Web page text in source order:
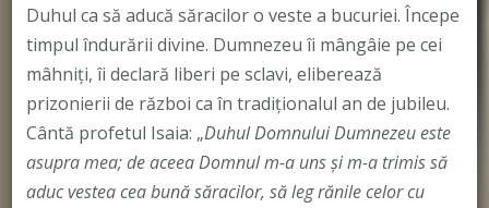
Duhul ca să aducă săracilor o veste a bucuriei. Începe
timpul îndurării divine. Dumnezeu îi mângâie pe cei
mâhniţi, îi declară liberi pe sclavi, eliberează
prizonierii de război ca în tradiţionalul an de jubileu.
Cântă profetul Isaia: „Duhul Domnului Dumnezeu este
asupra mea; de aceea Domnul m-a uns şi m-a trimis să
aduc vestea cea bună săracilor, să leg rănile celor cu